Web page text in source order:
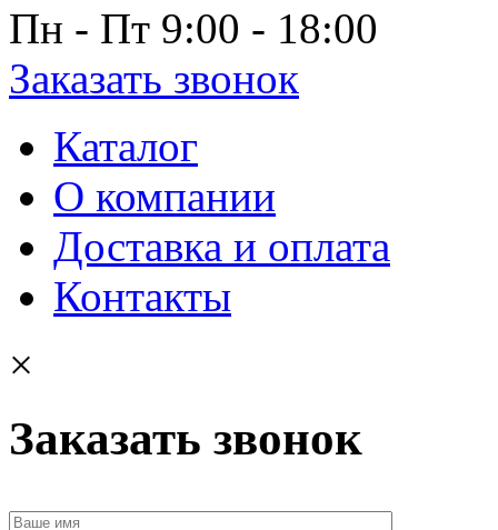
Пн - Пт 9:00 - 18:00
Заказать звонок
Каталог
О компании
Доставка и оплата
Контакты
×
Заказать звонок